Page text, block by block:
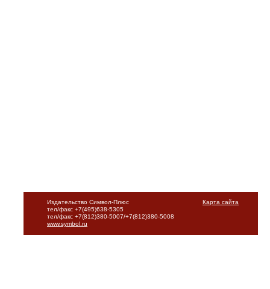
Карта сайта
Издательство Символ-Плюс
тел/факс +7(495)638-5305
тел/факс +7(812)380-5007/+7(812)380-5008
www.symbol.ru